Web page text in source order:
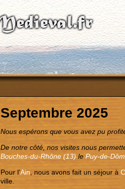
Septembre 2025
Nous espérons que vous avez pu
De notre côté, nos visites nous
Bouches-du-Rhône (13) le Puy-de-
Pour l’Ain , nous avons fait un séjour à
ville.